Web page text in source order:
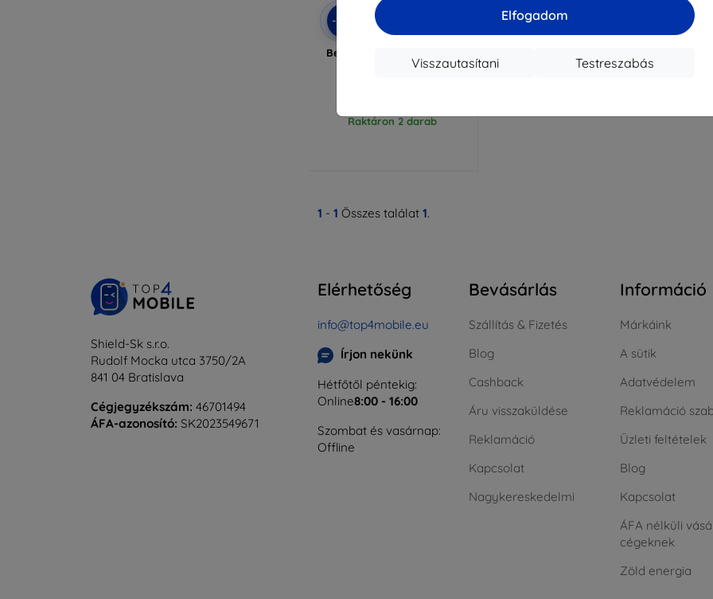
Elfogadom
Testreszabás
Visszautasítani
-10%
Kedvezmény
kuponnal
Beline szilikon tok Realme
C21Y 2021 fekete
Raktáron 2 darab
1 - 1 Összes találat 1.
Shield-Sk s.r.o.
Rudolf Mocka utca 3750/2A
841 04 Bratislava
Cégjegyzékszám: 46701494
ÁFA-azonosító: SK2023549671
Elérhetőség
info@top4mobile.eu
Írjon nekünk
Hétfőtől péntekig:
Online8:00 - 16:00
Szombat és vasárnap:
Offline
Bevásárlás
Szállítás & Fizetés
Blog
Cashback
Áru visszaküldése
Reklamáció
Kapcsolat
Nagykereskedelmi
Információ
Márkáink
A sütik
Adatvédelem
Reklamáció
Üzleti feltételek
Blog
Kapcsolat
ÁFA nélküli
cégeknek
Zöld energia